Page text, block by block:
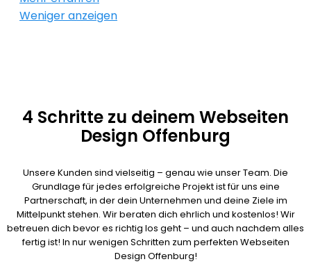
komplizierten, unflexiblen Homepagebaukasten.
Wir haben als professionelle Webseiten Agentur
Leidenschaft. Unsere Webseiten Agentur in
bieten dir immer ein Komplettpaket das
individuell auf dich zugeschnitten wird. Zum
Weniger anzeigen
4 Schritte zu deinem Webseiten
Design Offenburg
Unsere Kunden sind vielseitig – genau wie unser Team. Die
Grundlage für jedes erfolgreiche Projekt ist für uns eine
Partnerschaft, in der dein Unternehmen und deine Ziele im
Mittelpunkt stehen. Wir beraten dich ehrlich und kostenlos! Wir
betreuen dich bevor es richtig los geht – und auch nachdem alles
fertig ist! In nur wenigen Schritten zum perfekten Webseiten
Design Offenburg!